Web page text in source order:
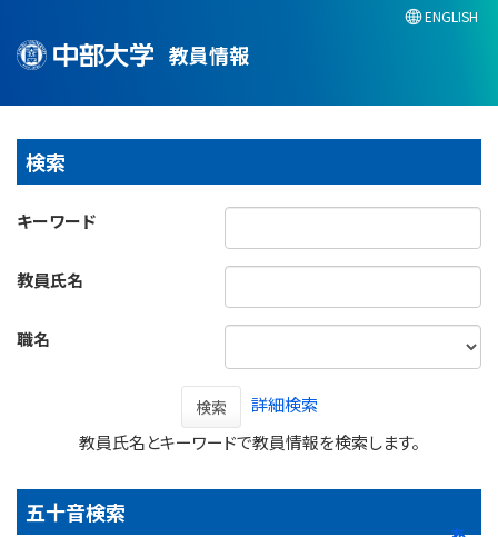
教員情報
ENGLISH
検索
キーワード
教員氏名
職名
検索
詳細検索
教員氏名とキーワードで教員情報を検索します。
五十音検索